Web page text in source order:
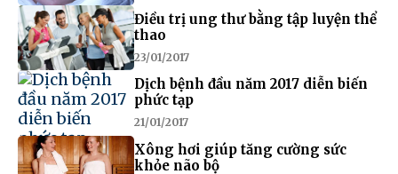
Điều trị ung thư bằng tập luyện thể
thao
23/01/2017
Dịch bệnh đầu năm 2017 diễn biến
phức tạp
21/01/2017
Xông hơi giúp tăng cường sức
khỏe não bộ